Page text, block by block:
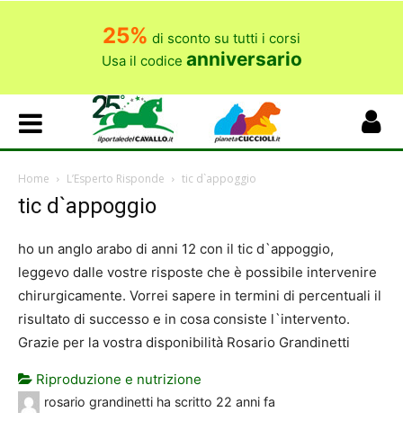
25% di sconto su tutti i corsi
Usa il codice anniversario
Home L’Esperto Risponde tic d`appoggio
tic d`appoggio
ho un anglo arabo di anni 12 con il tic d`appoggio,
leggevo dalle vostre risposte che è possibile intervenire
chirurgicamente. Vorrei sapere in termini di percentuali il
risultato di successo e in cosa consiste l`intervento.
Grazie per la vostra disponibilità Rosario Grandinetti
Riproduzione e nutrizione
rosario grandinetti ha scritto 22 anni fa